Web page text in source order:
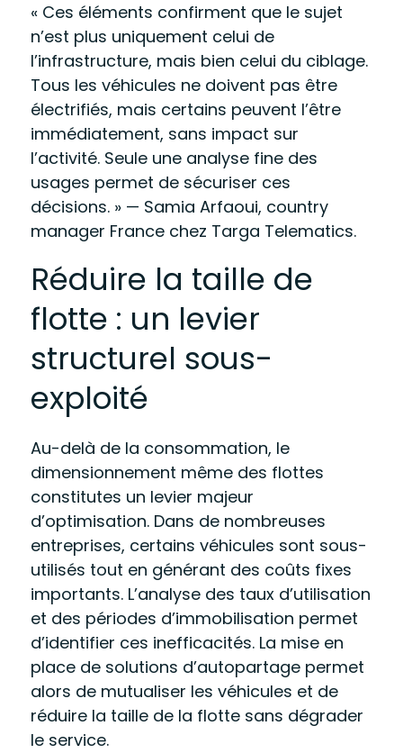
« Ces éléments confirment que le sujet
n’est plus uniquement celui de
l’infrastructure, mais bien celui du ciblage.
Tous les véhicules ne doivent pas être
électrifiés, mais certains peuvent l’être
immédiatement, sans impact sur
l’activité. Seule une analyse fine des
usages permet de sécuriser ces
décisions. » — Samia Arfaoui, country
manager France chez Targa Telematics.
Réduire la taille de
flotte : un levier
structurel sous-
exploité
Au-delà de la consommation, le
dimensionnement même des flottes
constitutes un levier majeur
d’optimisation. Dans de nombreuses
entreprises, certains véhicules sont sous-
utilisés tout en générant des coûts fixes
importants. L’analyse des taux d’utilisation
et des périodes d’immobilisation permet
d’identifier ces inefficacités. La mise en
place de solutions d’autopartage permet
alors de mutualiser les véhicules et de
réduire la taille de la flotte sans dégrader
le service.